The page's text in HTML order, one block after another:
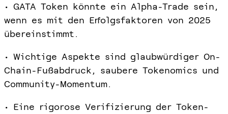
• GATA Token könnte ein Alpha-Trade sein,
wenn es mit den Erfolgsfaktoren von 2025
übereinstimmt.
• Wichtige Aspekte sind glaubwürdiger On-
Chain-Fußabdruck, saubere Tokenomics und
Community-Momentum.
• Eine rigorose Verifizierung der Token-